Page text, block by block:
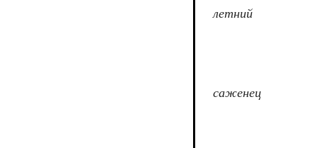
летний
саженец